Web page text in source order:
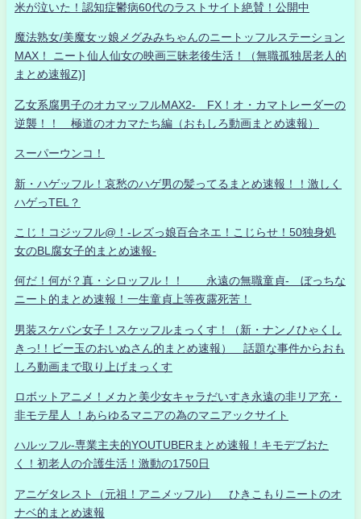
米が泣いた！認知症鬱病60代のラストサイト絶賛！公開中
魔法熟女/美魔女ッ娘メグみみちゃんのニートッフルステーション
MAX！ ニート仙人仙女の映画三昧老後生活！（無職孤独居老人的
まとめ速報Z)]
乙女系腐男子のオカマッフルMAX2- FX！オ・カマトレーダーの
逆襲！！ 極道のオカマたち編（おもしろ動画まとめ速報）
スーパーウンコ！
新・ハゲッフル！哀愁のハゲ男の髪ってるまとめ速報！！激しく
ハゲっTEL？
こじ！コジッフル@！-レズっ娘百合ネエ！こじらせ！50独身処
女のBL腐女子的まとめ速報-
何だ！何が？真・シロッフル！！ 永遠の無職童貞- ぼっちな
ニート的まとめ速報！一生童貞上等夜露死苦！
男装スケバン女子！スケッフルまっくす！（新・ナンノひゃくし
きっ!！ビー玉のおいぬさん的まとめ速報） 話題な事件からおも
しろ動画まで取り上げまっくす
ロボットアニメ！メカと美少女キャラだいすき永遠の非リア充・
非モテ星人 ！あらゆるマニアの為のマニアックサイト
ハルッフル-専業主夫的YOUTUBERまとめ速報！キモデブおた
く！初老人の介護生活！激動の1750日
アニゲタレスト（元祖！アニメッフル） ひきこもりニートのオ
ナベ的まとめ速報